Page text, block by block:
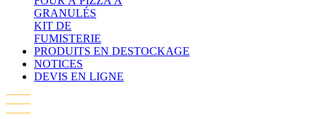
GRANULÉS
KIT DE
FUMISTERIE
PRODUITS EN DESTOCKAGE
NOTICES
DEVIS EN LIGNE